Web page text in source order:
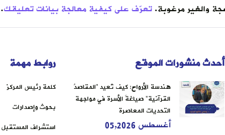
تعرّف على كيفية معالجة بيانات تعليقك.
أحدث منشورات الموقع
هندسة الأرواح: كيف تُعيد “المقاصدُ
القرآنية” صياغةَ الأسرة في مواجهة
التحديات المعاصرة
أغسطس 05,2026
روابط مهمة
كلمة رئيس المركز
بحوث وإصدارات
استشراف المستقبل